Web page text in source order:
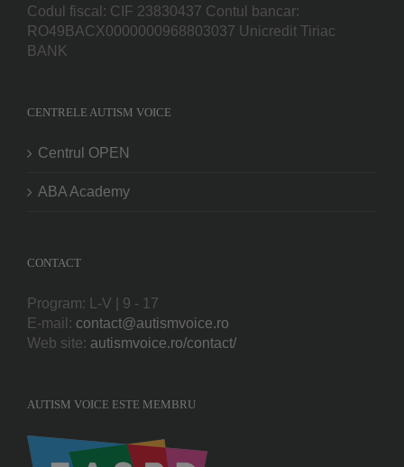
Codul fiscal: CIF 23830437 Contul bancar:
RO49BACX0000000968803037 Unicredit Tiriac
BANK
CENTRELE AUTISM VOICE
Centrul OPEN
ABA Academy
CONTACT
Program: L-V | 9 - 17
E-mail: contact@autismvoice.ro
Web site: autismvoice.ro/contact/
AUTISM VOICE ESTE MEMBRU